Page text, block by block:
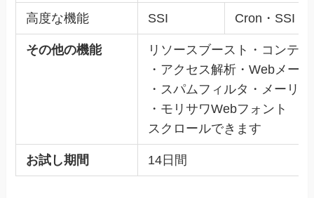
高度な機能 SSI Cron・SSI・
その他の機能
リソースブースト・コンテ
・アクセス解析・Webメー
・スパムフィルタ・メーリ
・モリサワWebフォント
スクロールできます
お試し期間 14日間